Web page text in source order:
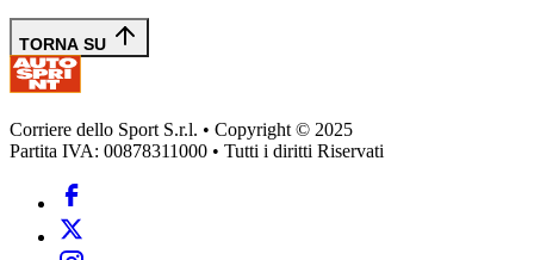
TORNA SU
Corriere dello Sport S.r.l. • Copyright © 2025
Partita IVA: 00878311000 • Tutti i diritti Riservati